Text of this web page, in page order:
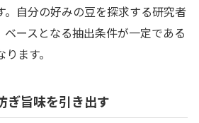
。自分の好みの豆を探求する研究者
ースとなる抽出条件が一定である
ます。
ぎ旨味を引き出す